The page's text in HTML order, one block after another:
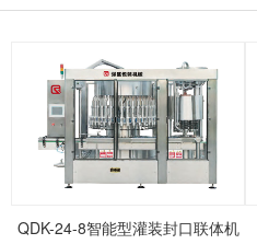
QDK-24-8智能型灌装封口联体机